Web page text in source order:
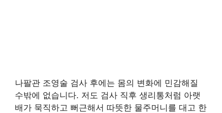
나팔관 조영술 검사 후에는 몸의 변화에 민감해질
수밖에 없습니다. 저도 검사 직후 생리통처럼 아랫
배가 묵직하고 뻐근해서 따뜻한 물주머니를 대고 한